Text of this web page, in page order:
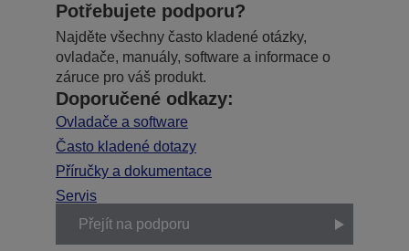
Potřebujete podporu?
Najděte všechny často kladené otázky,
ovladače, manuály, software a informace o
záruce pro váš produkt.
Doporučené odkazy:
Ovladače a software
Často kladené dotazy
Příručky a dokumentace
Servis
Přejít na podporu